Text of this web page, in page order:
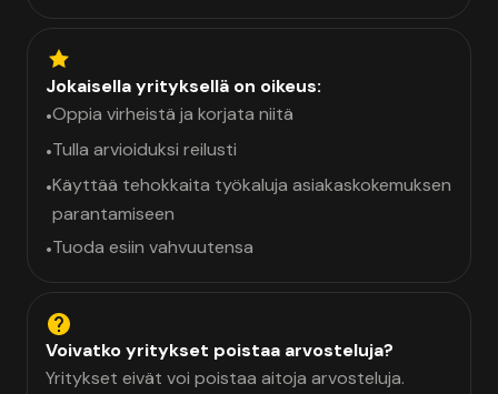
Jokaisella yrityksellä on oikeus:
•Oppia virheistä ja korjata niitä
•Tulla arvioiduksi reilusti
•Käyttää tehokkaita työkaluja asiakaskokemuksen
parantamiseen
•Tuoda esiin vahvuutensa
Voivatko yritykset poistaa arvosteluja?
Yritykset eivät voi poistaa aitoja arvosteluja.